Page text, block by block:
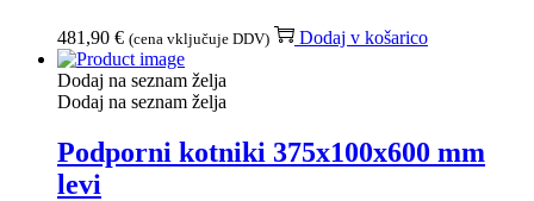
481,90 € (cena vključuje DDV) Dodaj v košarico
Dodaj na seznam želja
Dodaj na seznam želja
Podporni kotniki 375x100x600 mm
levi